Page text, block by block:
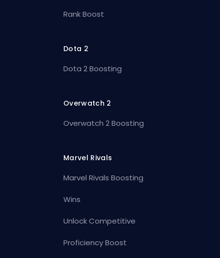
Rank Boost
Dota 2
Dota 2 Boosting
Overwatch 2
Overwatch 2 Boosting
Marvel Rivals
Marvel Rivals Boosting
Wins
Unlock Competitive
Proficiency Boost